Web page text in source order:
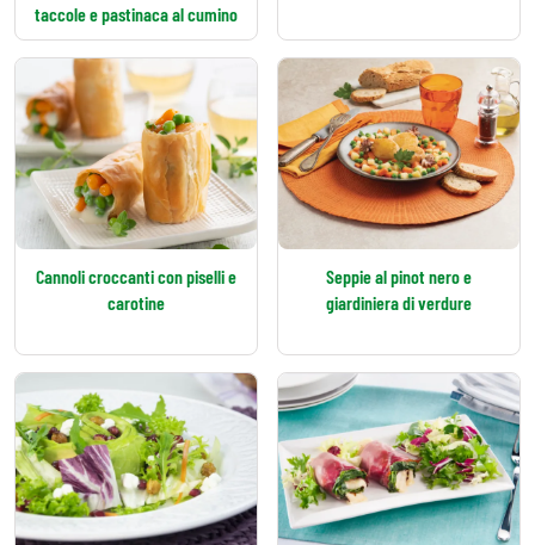
taccole e pastinaca al cumino
Cannoli croccanti con piselli e
carotine
Seppie al pinot nero e
giardiniera di verdure